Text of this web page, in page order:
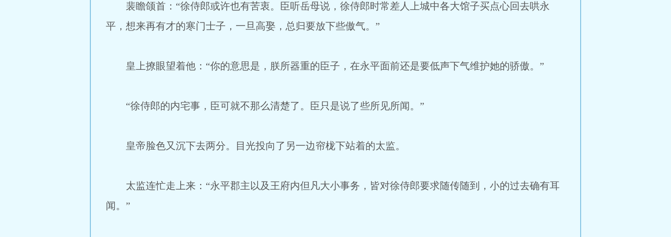
裴瞻颌首：“徐侍郎或许也有苦衷。臣听岳母说，徐侍郎时常差人上城中各大馆子买点心回去哄永
平，想来再有才的寒门士子，一旦高娶，总归要放下些傲气。”
皇上撩眼望着他：“你的意思是，朕所器重的臣子，在永平面前还是要低声下气维护她的骄傲。”
“徐侍郎的内宅事，臣可就不那么清楚了。臣只是说了些所见所闻。”
皇帝脸色又沉下去两分。目光投向了另一边帘栊下站着的太监。
太监连忙走上来：“永平郡主以及王府内但凡大小事务，皆对徐侍郎要求随传随到，小的过去确有耳
闻。”